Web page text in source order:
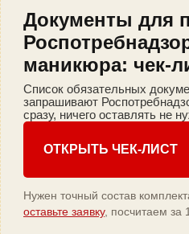
Документы для
маникюра: чек-
Список обязательных
запрашивают
сразу, ничего оставлять не
ОТКРЫТЬ ЧЕК-ЛИСТ
Нужен точный состав
оставьте заявку, посчитаем за